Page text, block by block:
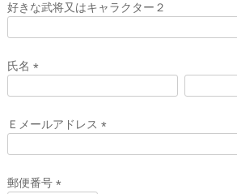
好きな武将又はキャラクター２
氏名
須
)
Ｅメールアドレス
郵便番号